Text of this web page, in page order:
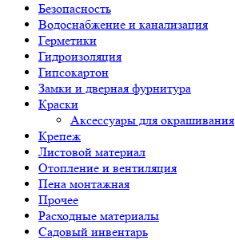
Безопасность
Водоснабжение и канализация
Герметики
Гидроизоляция
Гипсокартон
Замки и дверная фурнитура
Краски
Аксессуары для окрашивания
Крепеж
Листовой материал
Отопление и вентиляция
Пена монтажная
Прочее
Расходные материалы
Садовый инвентарь